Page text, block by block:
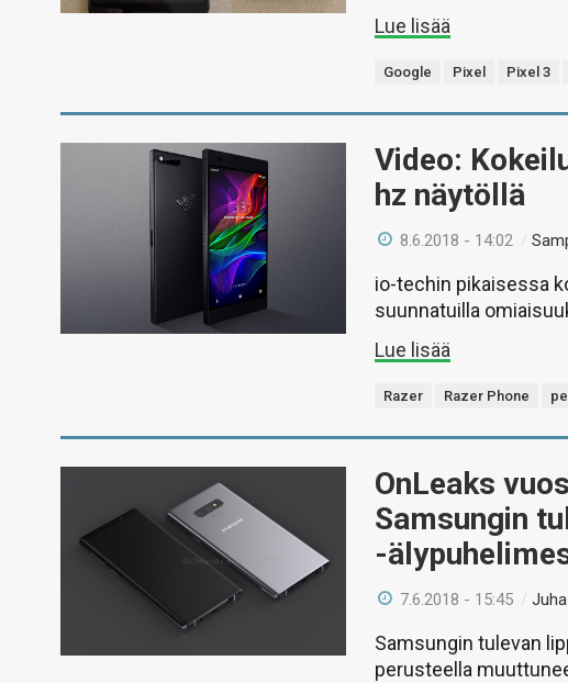
Lue lisää
Google Pixel Pixel 3
Video:
hz näytöllä
8.6.2018 - 14:02 /
io-techin pikaisessa
suunnatuilla
Lue lisää
Razer Razer Phone
OnLeaks
Samsungin
-
7.6.2018 - 15:45 /
Samsungin tulevan
perusteella